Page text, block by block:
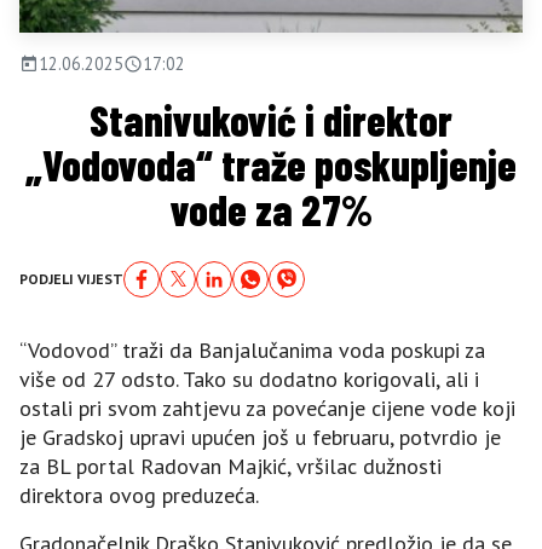
12.06.2025 17:02
Stanivuković i direktor
„Vodovoda“ traže poskupljenje
vode za 27%
PODJELI VIJEST
“Vodovod” traži da Banjalučanima voda poskupi za
više od 27 odsto. Tako su dodatno korigovali, ali i
ostali pri svom zahtjevu za povećanje cijene vode koji
je Gradskoj upravi upućen još u februaru, potvrdio je
za BL portal Radovan Majkić, vršilac dužnosti
direktora ovog preduzeća.
Gradonačelnik Draško Stanivuković predložio je da se